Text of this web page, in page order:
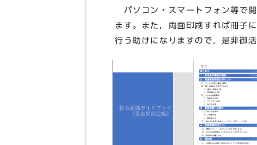
パソコン・スマートフォン等で
ます。また，両面印刷すれば冊子
行う助けになりますので，是非御活